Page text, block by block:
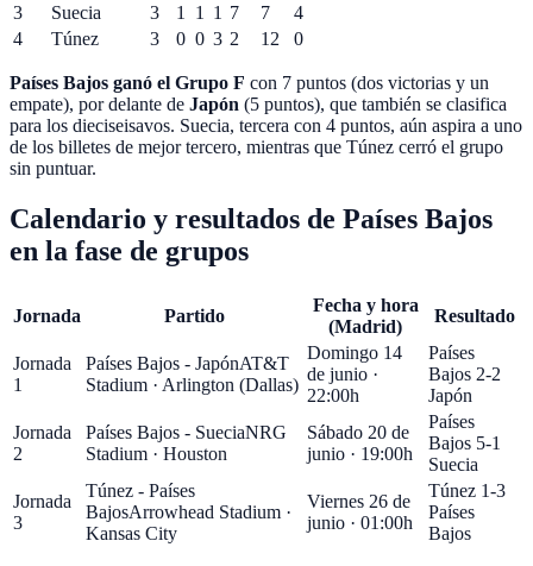
3
Suecia 3 1 1 1 7 7
4
4
Túnez 3 0 0 3 2 12 0
Países Bajos ganó el Grupo F con 7 puntos (dos victorias y un
empate), por delante de Japón (5 puntos), que también se clasifica
para los dieciseisavos. Suecia, tercera con 4 puntos, aún aspira a uno
de los billetes de mejor tercero, mientras que Túnez cerró el grupo
sin puntuar.
Calendario y resultados de Países Bajos
en la fase de grupos
Jornada Partido
Fecha y hora
(Madrid)
Resultado
Jornada
1
Países Bajos - JapónAT&T
Stadium · Arlington (Dallas)
Domingo 14
de junio ·
22:00h
Países
Bajos 2-2
Japón
Jornada
2
Países Bajos - SueciaNRG
Stadium · Houston
Sábado 20 de
junio · 19:00h
Países
Bajos 5-1
Suecia
Jornada
3
Túnez - Países
BajosArrowhead Stadium ·
Kansas City
Viernes 26 de
junio · 01:00h
Túnez 1-3
Países
Bajos